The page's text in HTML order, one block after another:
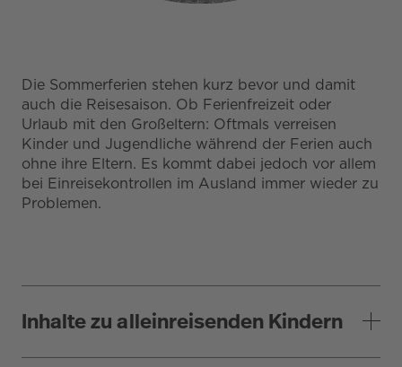
Die Sommerferien stehen kurz bevor und damit
auch die Reisesaison. Ob Ferienfreizeit oder
Urlaub mit den Großeltern: Oftmals verreisen
Kinder und Jugendliche während der Ferien auch
ohne ihre Eltern. Es kommt dabei jedoch vor allem
bei Einreisekontrollen im Ausland immer wieder zu
Problemen.
Inhalte zu alleinreisenden Kindern